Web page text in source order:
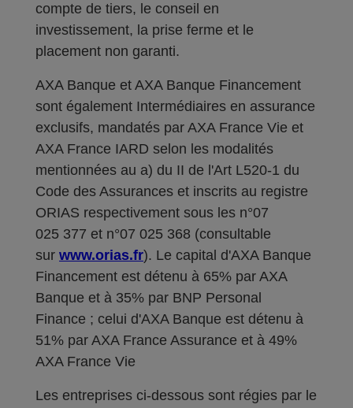
compte de tiers, le conseil en
investissement, la prise ferme et le
placement non garanti.
AXA Banque et AXA Banque Financement
sont également Intermédiaires en assurance
exclusifs, mandatés par AXA France Vie et
AXA France IARD selon les modalités
mentionnées au a) du II de l'Art L520-1 du
Code des Assurances et inscrits au registre
ORIAS respectivement sous les n°07
025 377 et n°07 025 368 (consultable
sur www.orias.fr). Le capital d'AXA Banque
Financement est détenu à 65% par AXA
Banque et à 35% par BNP Personal
Finance ; celui d'AXA Banque est détenu à
51% par AXA France Assurance et à 49%
AXA France Vie
Les entreprises ci-dessous sont régies par le